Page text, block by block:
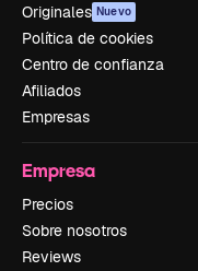
Originales Nuevo
Política de cookies
Centro de confianza
Afiliados
Empresas
Empresa
Precios
Sobre nosotros
Reviews